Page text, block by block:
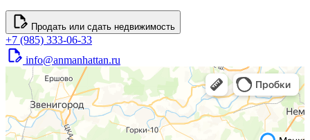
Продать или сдать недвижимость
+7 (985) 333-06-33
info@anmanhattan.ru